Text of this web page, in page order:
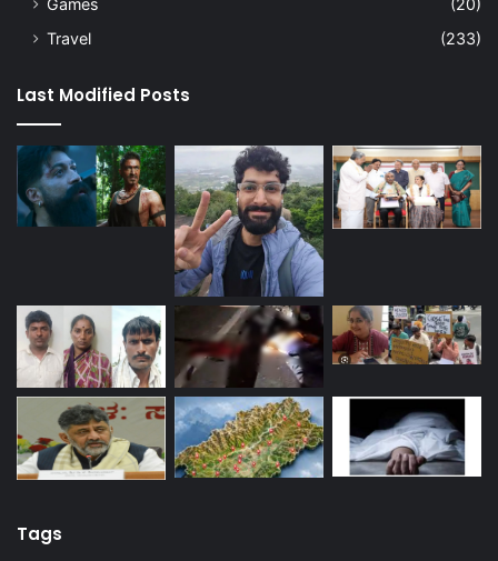
Travel
(233)
Last Modified Posts
Tags